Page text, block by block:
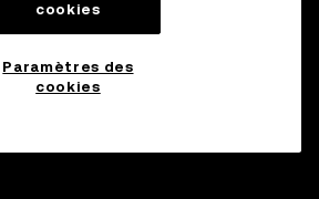
cookies
Paramètres des
cookies